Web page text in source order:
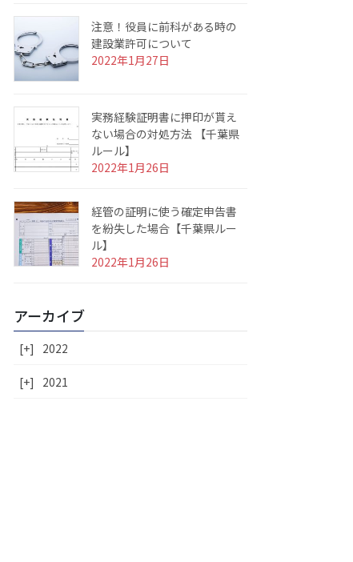
注意！役員に前科がある時の
建設業許可について
2022年1月27日
実務経験証明書に押印が貰え
ない場合の対処方法 【千葉県
ルール】
2022年1月26日
経管の証明に使う確定申告書
を紛失した場合【千葉県ルー
ル】
2022年1月26日
アーカイブ
[+] 2022
[+] 2021